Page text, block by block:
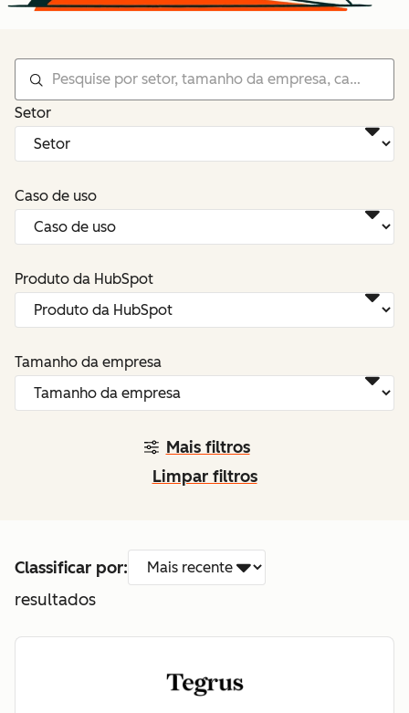
Mais filtros
Setor
Caso de uso
Produto da HubSpot
Tamanho da empresa
Limpar filtros
Classificar por:
resultados